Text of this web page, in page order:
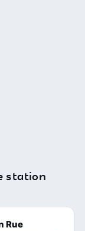
station
Rue